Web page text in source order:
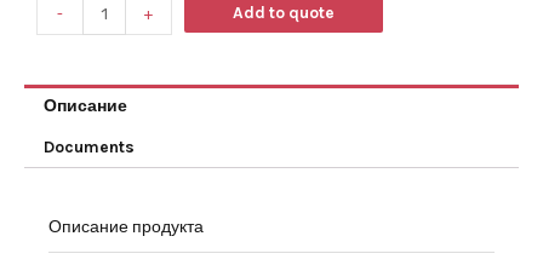
- + Add to quote
Описание
Documents
Описание продукта